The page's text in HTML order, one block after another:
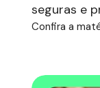
seguras e
Confira a